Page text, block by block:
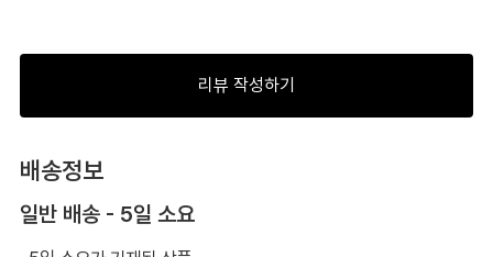
리뷰 작성하기
배송정보
일반 배송 - 5일 소요